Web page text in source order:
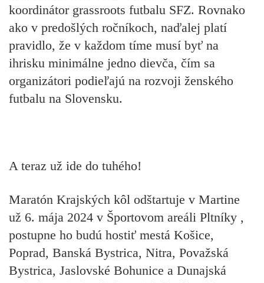
koordinátor grassroots futbalu SFZ. Rovnako
ako v predošlých ročníkoch, naďalej platí
pravidlo, že v každom tíme musí byť na
ihrisku minimálne jedno dievča, čím sa
organizátori podieľajú na rozvoji ženského
futbalu na Slovensku.
A teraz už ide do tuhého!
Maratón Krajských kôl odštartuje v Martine
už 6. mája 2024 v Športovom areáli Pltníky ,
postupne ho budú hostiť mestá Košice,
Poprad, Banská Bystrica, Nitra, Považská
Bystrica, Jaslovské Bohunice a Dunajská